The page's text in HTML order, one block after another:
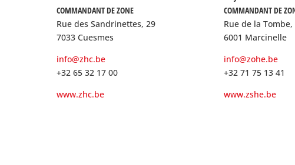
COMMANDANT DE ZONE
Rue des Sandrinettes, 29
7033 Cuesmes
info@zhc.be
+32 65 32 17 00
www.zhc.be
COMMANDANT DE
Rue de la Tombe,
6001 Marcinelle
info@zohe.be
+32 71 75 13 41
www.zshe.be